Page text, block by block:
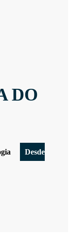
DO
Desde